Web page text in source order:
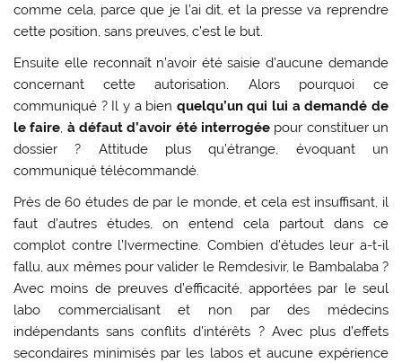
comme cela, parce que je l’ai dit, et la presse va reprendre
cette position, sans preuves, c’est le but.
Ensuite elle reconnaît n’avoir été saisie d’aucune demande
concernant cette autorisation. Alors pourquoi ce
communiqué ? Il y a bien quelqu’un qui lui a demandé de
le faire, à défaut d’avoir été interrogéepour constituer un
dossier ? Attitude plus qu’étrange, évoquant un
communiqué télécommandé.
Près de 60 études de par le monde, et cela est insuffisant, il
faut d’autres études, on entend cela partout dans ce
complot contre l’Ivermectine. Combien d’études leur a-t-il
fallu, aux mêmes pour valider le Remdesivir, le Bambalaba ?
Avec moins de preuves d’efficacité, apportées par le seul
labo commercialisant et non par des médecins
indépendants sans conflits d’intérêts ? Avec plus d’effets
secondaires minimisés par les labos et aucune expérience